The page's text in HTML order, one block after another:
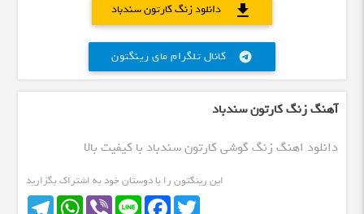
دانلود زنگ کارتون سندباد
download
کانال تلگرام مای رینگتون telegram
آهنگ زنگ کارتون سندباد
دانلود اهنگ زنگ گوشی کارتون سندباد با کیفیت بالا
این رینگتون را با دوستان خود به اشتراک بگزارید
TelegramWhatsApp Viber Line
FacebookTwitter